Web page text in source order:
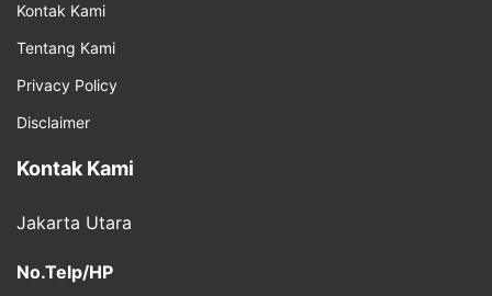
Kontak Kami
Tentang Kami
Privacy Policy
Disclaimer
Kontak Kami
Jakarta Utara
No.Telp/HP